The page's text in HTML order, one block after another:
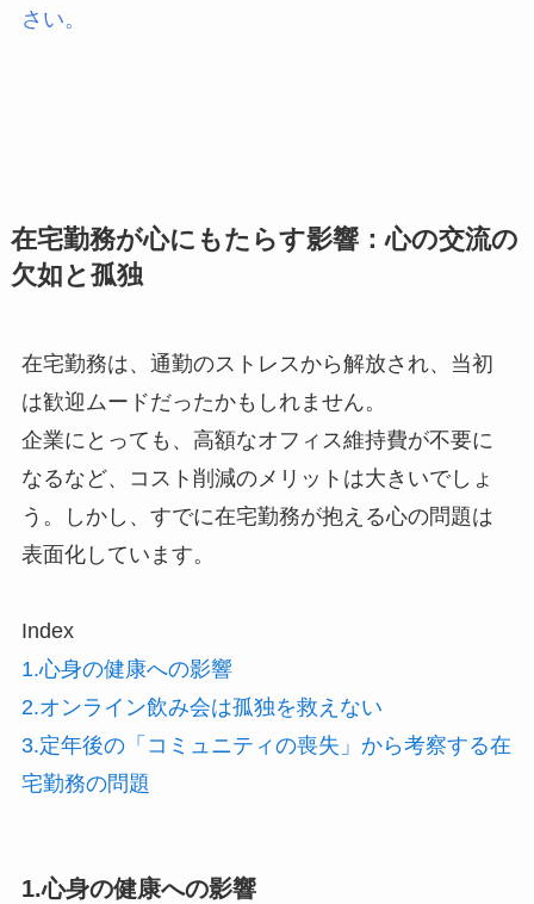
さい。
在宅勤務が心にもたらす影響：心の交流の
欠如と孤独
在宅勤務は、通勤のストレスから解放され、当初
は歓迎ムードだったかもしれません。
企業にとっても、高額なオフィス維持費が不要に
なるなど、コスト削減のメリットは大きいでしょ
う。しかし、すでに在宅勤務が抱える心の問題は
表面化しています。
Index
1.心身の健康への影響
2.オンライン飲み会は孤独を救えない
3.定年後の「コミュニティの喪失」から考察する在
宅勤務の問題
1.心身の健康への影響